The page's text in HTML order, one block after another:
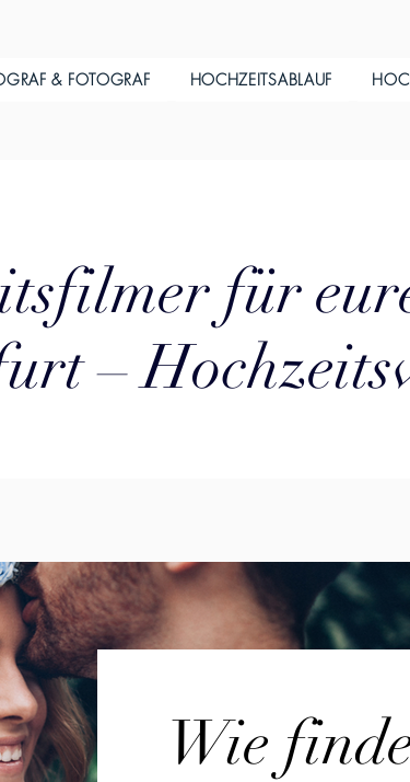
& FOTOGRAF HOCHZEITSABLAUF
für
–
Wie